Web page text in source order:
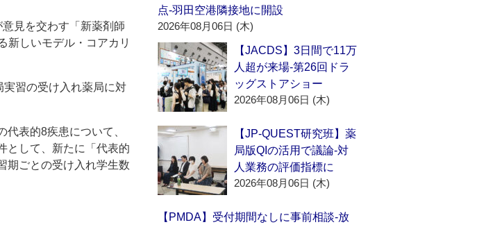
見を交わす「新薬剤師
新しいモデル・コアカリ
習の受け入れ薬局に対
表的8疾患について、
として、新たに「代表的
期ごとの受け入れ学生数
点‐羽田空港隣接地に開設
2026年08月06日 (木)
【JACDS】3日間で11万
人超が来場‐第26回ドラ
ッグストアショー
2026年08月06日 (木)
【JP-QUEST研究班】薬
局版QIの活用で議論‐対
人業務の評価指標に
2026年08月06日 (木)
【PMDA】受付期間なしに事前相談‐放